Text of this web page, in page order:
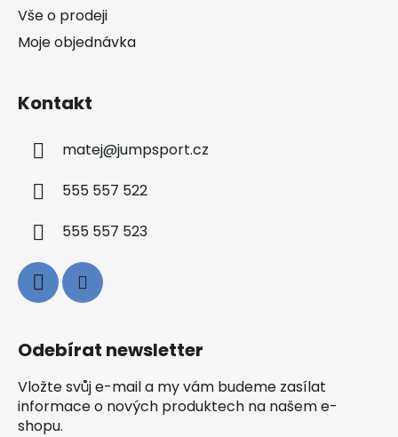
Vše o prodeji
Moje objednávka
Kontakt
matej@jumpsport.cz
555 557 522
555 557 523
Odebírat newsletter
Vložte svůj e-mail a my vám budeme zasílat
informace o nových produktech na našem e-
shopu.